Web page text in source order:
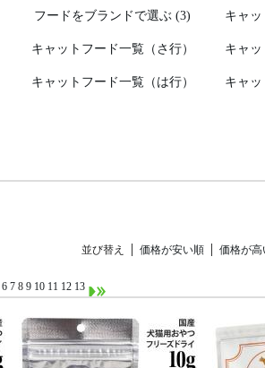
フードをブランドで選ぶ (3) キャッ
キャットフード一覧（さ行） キャッ
キャットフード一覧（は行）
キャ
並び替え 価格が安い順 価格が高
6 7 8 9 10 11 12 13